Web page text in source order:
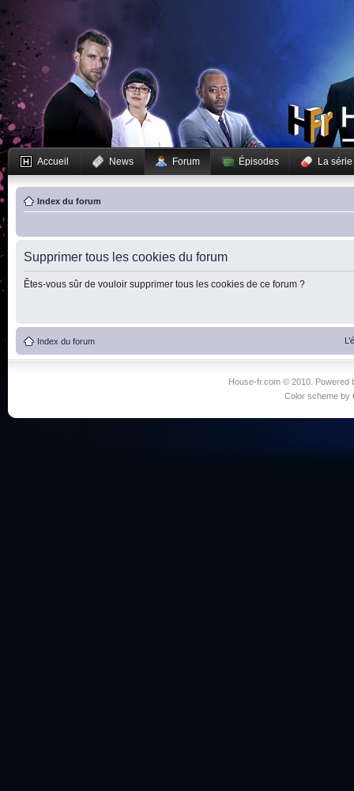
Accueil News Forum Épisodes La série
Index du forum
Supprimer tous les cookies du forum
Êtes-vous sûr de vouloir supprimer tous les cookies de ce forum ?
Index du forum
House-fr.com © 2010. Powered
Color scheme by